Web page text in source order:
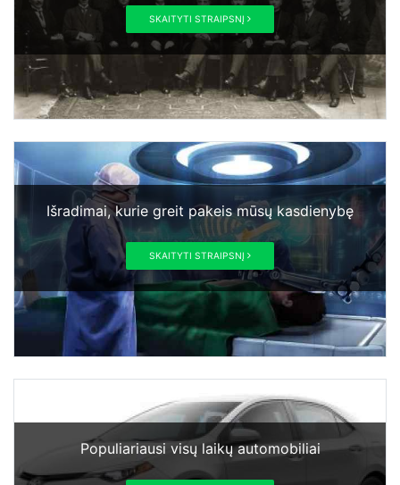
SKAITYTI STRAIPSNĮ
Išradimai, kurie greit pakeis mūsų kasdienybę
SKAITYTI STRAIPSNĮ
Populiariausi visų laikų automobiliai